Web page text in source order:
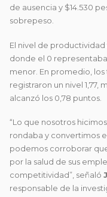
de ausencia y $14.530
sobrepeso.
El nivel de
donde el 0
menor. En promedio,
registraron un nivel 1,77,
alcanzó los 0,78 puntos.
“Lo que nosotros
rondaba y convertimos
podemos corroborar
por la salud de sus
competitividad”, señaló
responsable de la